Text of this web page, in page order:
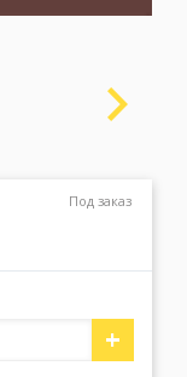
Под заказ
+